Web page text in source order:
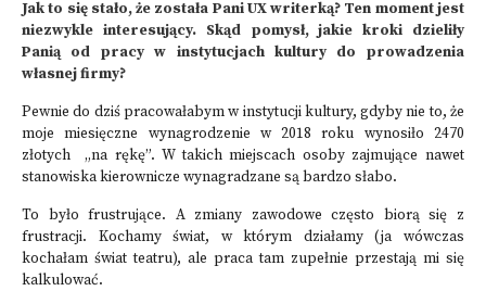
Jak to się stało, że została Pani UX writerką? Ten moment jest
niezwykle interesujący. Skąd pomysł, jakie kroki dzieliły
Panią od pracy w instytucjach kultury do prowadzenia
własnej firmy?
Pewnie do dziś pracowałabym w instytucji kultury, gdyby nie to, że
moje miesięczne wynagrodzenie w 2018 roku wynosiło 2470
złotych „na rękę”. W takich miejscach osoby zajmujące nawet
stanowiska kierownicze wynagradzane są bardzo słabo.
To było frustrujące. A zmiany zawodowe często biorą się z
frustracji. Kochamy świat, w którym działamy (ja wówczas
kochałam świat teatru), ale praca tam zupełnie przestają mi się
kalkulować.